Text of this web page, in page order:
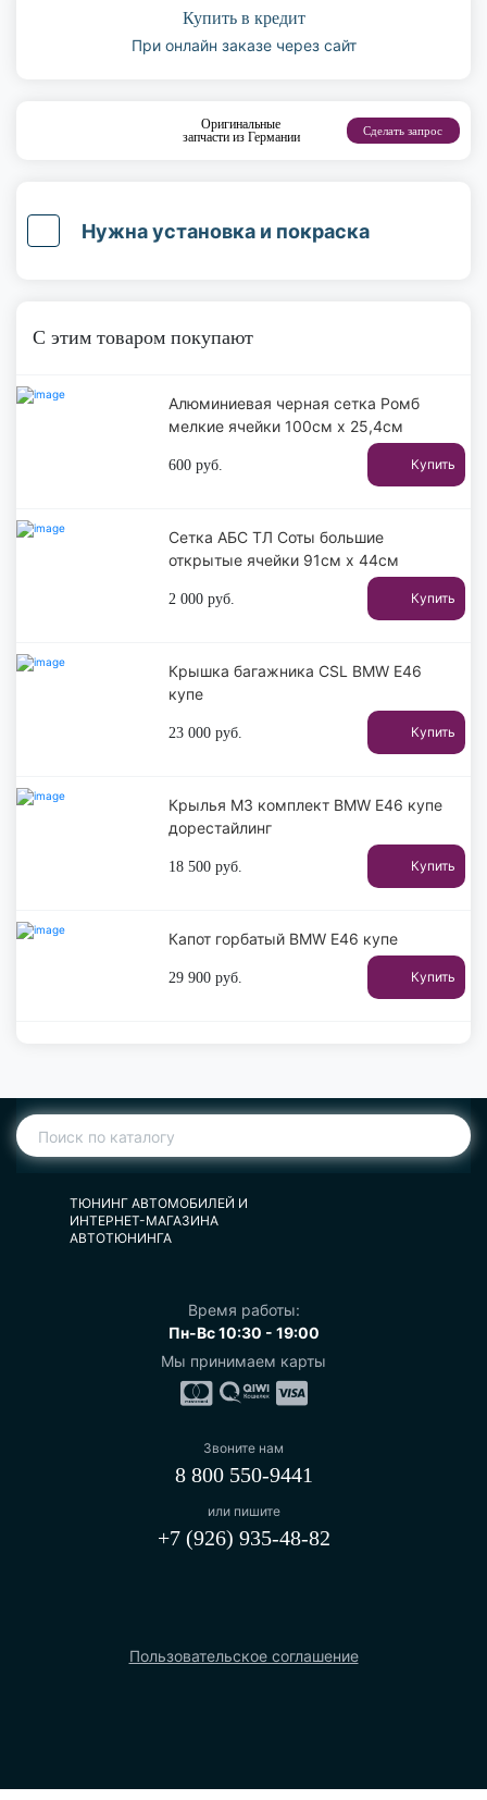
Купить в кредит
При онлайн заказе через сайт
Оригинальные
запчасти из Германии
Сделать запрос
Нужна установка и покраска
С этим товаром покупают
Алюминиевая черная сетка Ромб
мелкие ячейки 100см х 25,4см
600 руб. Купить
Сетка АБС ТЛ Соты большие
открытые ячейки 91см х 44см
2 000 руб. Купить
Крышка багажника CSL BMW E46
купе
23 000 руб. Купить
Крылья М3 комплект BMW E46 купе
дорестайлинг
18 500 руб. Купить
Капот горбатый BMW E46 купе
29 900 руб. Купить
ТЮНИНГ АВТОМОБИЛЕЙ И
ИНТЕРНЕТ-МАГАЗИНА
АВТОТЮНИНГА
Время работы:
Пн-Вс 10:30 - 19:00
Мы принимаем карты
Звоните нам
8 800 550-9441
Пользовательское соглашение
или пишите
+7 (926) 935-48-82